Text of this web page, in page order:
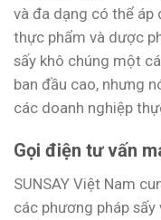
và đa dạng có thể áp
thực phẩm và dược
sấy khô chúng một
ban đầu cao, nhưng
các doanh nghiệp
Gọi điện tư vấn
SUNSAY Việt Nam
các phương pháp